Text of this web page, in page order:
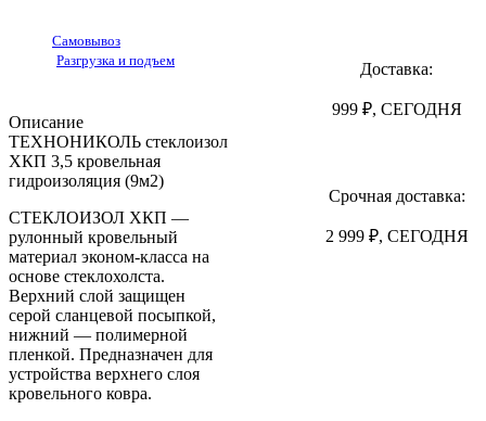
Доставка:
999 ₽, СЕГОДНЯ
Срочная доставка:
2 999 ₽, СЕГОДНЯ
Самовывоз
Разгрузка и подъем
Описание
ТЕХНОНИКОЛЬ стеклоизол
ХКП 3,5 кровельная
гидроизоляция (9м2)
СТЕКЛОИЗОЛ ХКП —
рулонный кровельный
материал эконом-класса на
основе стеклохолста.
Верхний слой защищен
серой сланцевой посыпкой,
нижний — полимерной
пленкой. Предназначен для
устройства верхнего слоя
кровельного ковра.